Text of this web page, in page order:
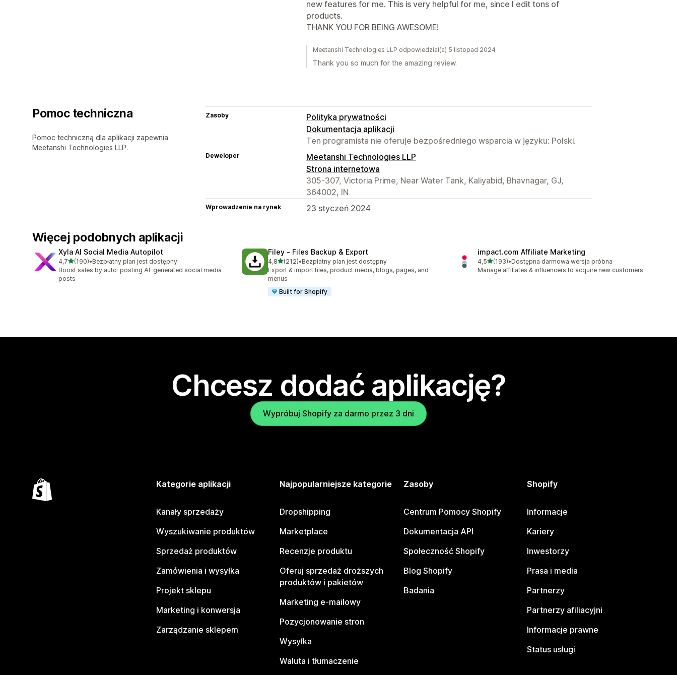
new features for me. This is very helpful for me, since I edit tons of
products.
THANK YOU FOR BEING AWESOME!
Meetanshi Technologies LLP odpowiedział(a) 5 listopad 2024
Thank you so much for the amazing review.
Pomoc techniczna
Pomoc techniczną dla aplikacji zapewnia
Meetanshi Technologies LLP.
Zasoby
Polityka prywatności
Dokumentacja aplikacji
Ten programista nie oferuje bezpośredniego wsparcia w języku: Polski.
Deweloper
Meetanshi Technologies LLP
Strona internetowa
305-307, Victoria Prime, Near Water Tank, Kaliyabid, Bhavnagar, GJ,
364002, IN
Wprowadzenie na rynek 23 styczeń 2024
Więcej podobnych aplikacji
Xyla AI Social Media Autopilot
4,7na 5 gwiazdek
(190)
Łączna liczba recenzji: 190
•Bezpłatny plan jest dostępny
Boost sales by auto-posting AI-generated social media
posts
Filey ‑ Files Backup & Export
4,8na 5 gwiazdek
(212)
Łączna liczba recenzji: 212
•Bezpłatny plan jest dostępny
Export & import files, product media, blogs, pages, and
menus
Built for Shopify
impact.com Affiliate Marketing
4,5na 5 gwiazdek
(193)
Łączna liczba recenzji: 193
•Dostępna darmowa wersja próbna
Manage affiliates & influencers to acquire new customers
Chcesz dodać aplikację?
Wypróbuj Shopify za darmo przez 3 dni
Kategorie aplikacji
Kanały sprzedaży
Wyszukiwanie produktów
Sprzedaż produktów
Zamówienia i wysyłka
Projekt sklepu
Marketing i konwersja
Zarządzanie sklepem
Najpopularniejsze kategorie
Dropshipping
Marketplace
Recenzje produktu
Oferuj sprzedaż droższych
produktów i pakietów
Marketing e-mailowy
Pozycjonowanie stron
Wysyłka
Waluta i tłumaczenie
Zasoby
Centrum Pomocy Shopify
Dokumentacja API
Społeczność Shopify
Blog Shopify
Badania
Shopify
Informacje
Kariery
Inwestorzy
Prasa i media
Partnerzy
Partnerzy afiliacyjni
Informacje prawne
Status usługi